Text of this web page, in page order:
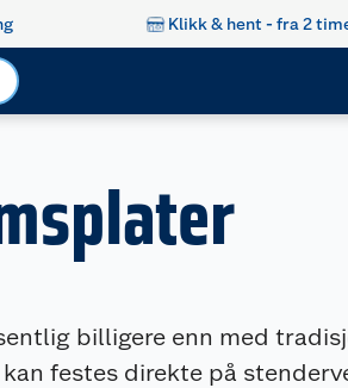
Klikk & hent - fra 2
billigere enn med
festes direkte på